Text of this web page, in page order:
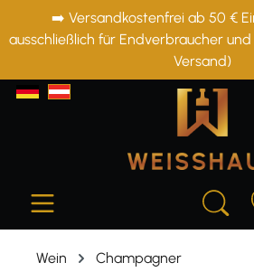
springen
➡️ Versandkostenfrei ab 50 €
ausschließlich für Endverbraucher
Versand)
Wein Champagner